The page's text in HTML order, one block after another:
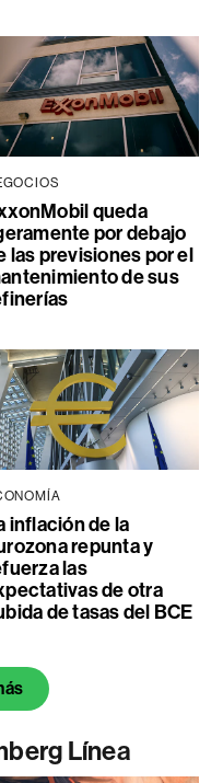
queda
por debajo
las previsiones por el
de sus
inflación de la
repunta y
las
de otra
de tasas del BCE
Línea